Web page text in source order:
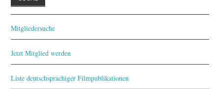
Mitgliedersuche
Jetzt Mitglied werden
Liste deutschsprachiger Filmpublikationen